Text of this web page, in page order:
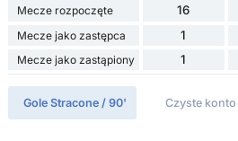
Mecze rozpoczęte 16
Mecze jako zastępca 1
Mecze jako zastąpiony 1
Gole Stracone / 90' Czyste konto